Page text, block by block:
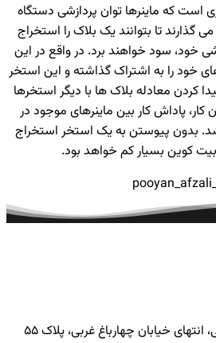
که ماینرها توان پردازشی دستگاه
گذارند تا بتوانند یک بلاک را استخراج
خود، سود خواهند برد. در واقع در این
خود را به اشتراک گذاشته و این استخر
کردن معادله بلاک ها با دیگر استخرها
کار، پاداش کار بین ماینرهای موجود در
بدون پیوستن به یک استخر استخراج
کوین بسیار کم خواهد بود.
خیابان چهارباغ غربی، پلاک ۵۵